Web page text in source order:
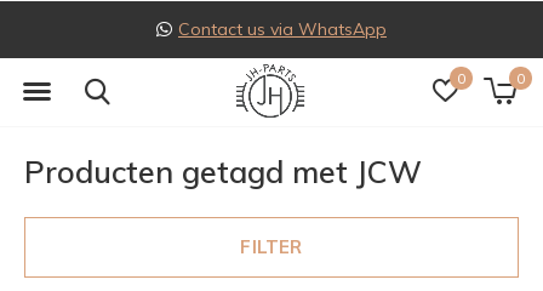
0 0
Contact us via WhatsApp
Producten getagd met JCW
FILTER